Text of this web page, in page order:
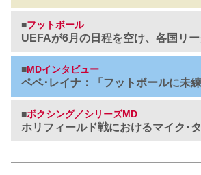
■フットボール
UEFAが6月の日程を空け、各国リ
■MDインタビュー
ペペ･レイナ：「フットボールに未練
■ボクシング／シリーズMD
ホリフィールド戦におけるマイク･